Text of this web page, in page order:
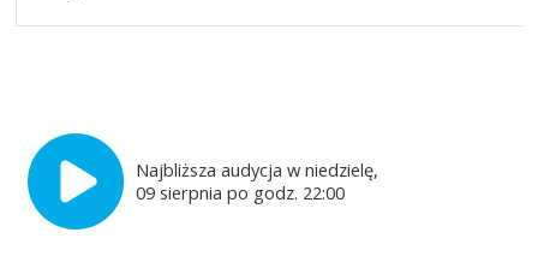
Najbliższa audycja w niedzielę,
09 sierpnia po godz. 22:00